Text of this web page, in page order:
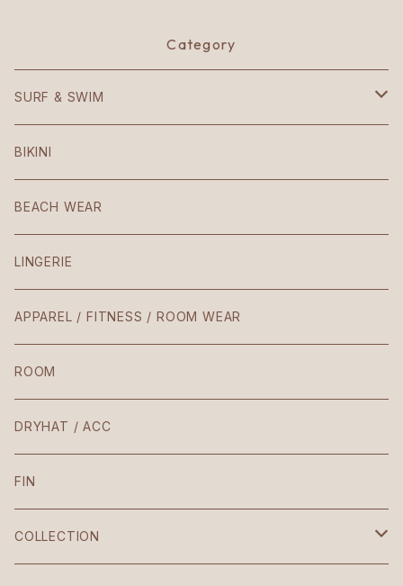
Category
SURF & SWIM
Mezzaluna
American
Patio
Teresa
Laura / Penelope
The Body
VIntage
Croptop
BIKINI
BEACH WEAR
LINGERIE
APPAREL / FITNESS / ROOM WEAR
ROOM
DRYHAT / ACC
FIN
COLLECTION